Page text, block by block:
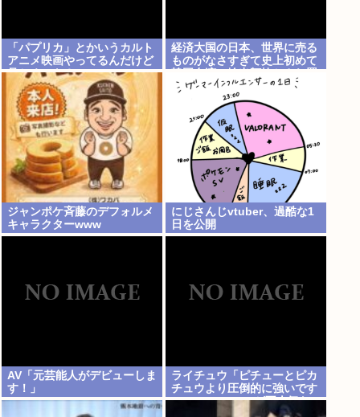
「パプリカ」とかいうカルト
アニメ映画やってるんだけど
見とくべき？
経済大国の日本、世界に売る
ものがなさすぎて史上初めて
韓国台湾に輸出額抜かされ置
いてけぼりwww
ジャンポケ斉藤のデフォルメ
キャラクターwww
にじさんじvtuber、過酷な1
日を公開
AV「元芸能人がデビューしま
す！」
ライチュウ「ピチューとピカ
チュウより圧倒的に強いです
www」←こいつが不人気な